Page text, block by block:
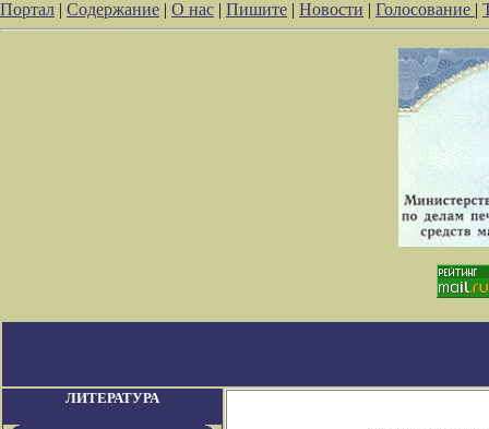
Портал | Содержание | О нас | Пишите | Новости | Голосование |
ЛИТЕРАТУРА